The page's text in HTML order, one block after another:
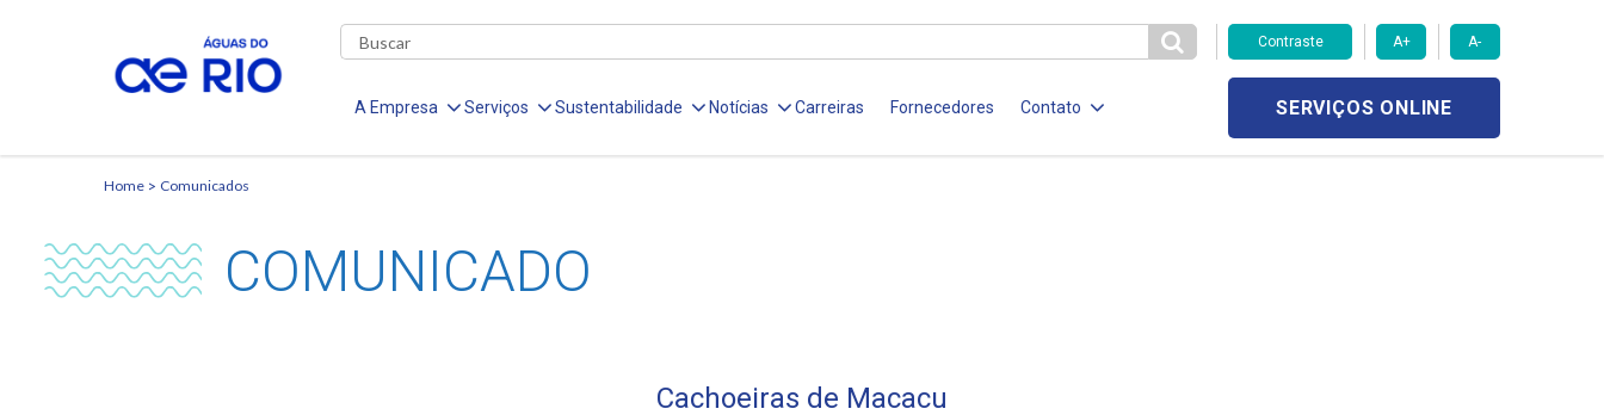
Contraste A+ A-
A Empresa Serviços Sustentabilidade Notícias Carreiras Fornecedores Contato SERVIÇOS ONLINE
Home Comunicados
COMUNICADO
Cachoeiras de Macacu